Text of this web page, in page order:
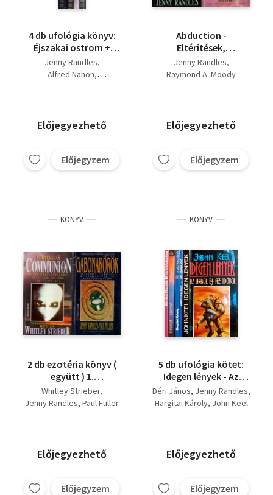
4 db ufológia könyv:
Éjszakai ostrom +
Földönkívüliek
extraterrestrials
Jenny Randles
Alfred Nahon
Előjegyezhető
Előjegyzem
Abduction -
Eltérítések,
Visszatérés. (2 mű
együtt.)
Jenny Randles
Raymond A. Moody
Előjegyezhető
Előjegyzem
KÖNYV
2 db ezotéria könyv (
együtt ) 1.
Gabonakörök , 2.
Eggyéválás
Whitley Strieber
Jenny Randles Paul Fuller
Előjegyezhető
Előjegyzem
KÖNYV
5 db ufológia kötet:
Idegen lények - Az
űrből és az időből, UFO
- Szuperjövő, UFO - A
emberrablásai a
mitológikus időktől
típusú találkozások
Déri János Jenny Randles
Hargitai Károly John Keel
Előjegyezhető
Előjegyzem